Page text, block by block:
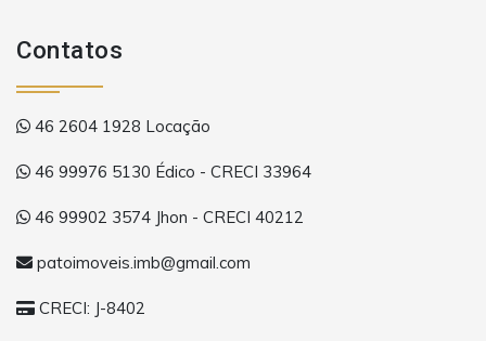
Contatos
46 2604 1928 Locação
46 99976 5130 Édico - CRECI 33964
46 99902 3574 Jhon - CRECI 40212
patoimoveis.imb@gmail.com
CRECI: J-8402